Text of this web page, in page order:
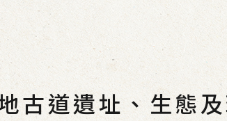
古道遺址、生態